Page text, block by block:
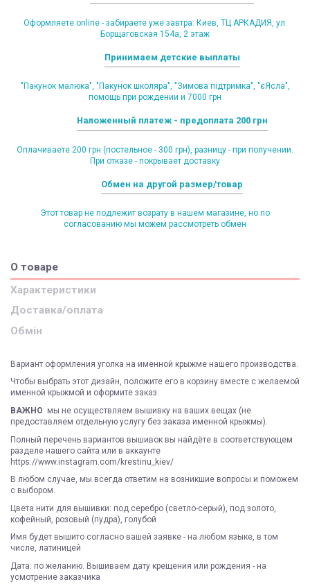
Оформляете online - забираете уже завтра: Киев, ТЦ АРКАДИЯ, ул.
Борщаговская 154а, 2 этаж
Принимаем детские выплаты
"Пакунок малюка", "Пакунок школяра", "Зимова підтримка", "єЯсла",
помощь при рождении и 7000 грн
Наложенный платеж - предоплата 200 грн
Оплачиваете 200 грн (постельное - 300 грн), разницу - при получении.
При отказе - покрывает доставку
Обмен на другой размер/товар
Этот товар не подлежит возрату в нашем магазине, но по
согласованию мы можем рассмотреть обмен
О товаре
Характеристики
Доставка/оплата
Обмін
Вариант оформления уголка на именной крыжме нашего производства.
Чтобы выбрать этот дизайн, положите его в корзину вместе с желаемой
именной крыжмой и оформите заказ.
ВАЖНО: мы не осуществляем вышивку на ваших вещах (не
предоставляем отдельную услугу без заказа именной крыжмы).
Полный перечень вариантов вышивок вы найдёте в соответствующем
разделе нашего сайта или в аккаунте
https://www.instagram.com/krestinu_kiev/
В любом случае, мы всегда ответим на возникшие вопросы и поможем
с выбором.
Цвета нити для вышивки: под серебро (светло-серый), под золото,
кофейный, розовый (пудра), голубой
Имя будет вышито согласно вашей заявке - на любом языке, в том
числе, латиницей
Дата: по желанию. Вышиваем дату крещения или рождения - на
усмотрение заказчика